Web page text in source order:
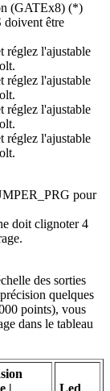
(GATEx8) (*)
doivent être
réglez l'ajustable
réglez l'ajustable
réglez l'ajustable
réglez l'ajustable
pour
doit clignoter 4
des sorties
quelques
points), vous
dans le tableau